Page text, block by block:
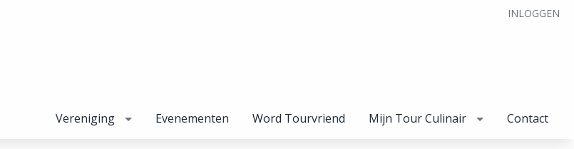
INLOGGEN
Vereniging Evenementen Word Tourvriend Mijn Tour Culinair Contact